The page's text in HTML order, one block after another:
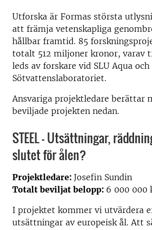
Utforska är Formas största
att främja vetenskapliga
hållbar framtid. 85
totalt 512 miljoner kronor, varav
leds av forskare vid SLU Aqua och
Sötvattenslaboratoriet.
Ansvariga projektledare berättar
beviljade projekten nedan.
STEEL – Utsättningar,
slutet för ålen?
Projektledare: Josefin Sundin
Totalt beviljat belopp: 6 000 000
I projektet kommer vi utvärdera
utsättningar av europeisk ål. Att